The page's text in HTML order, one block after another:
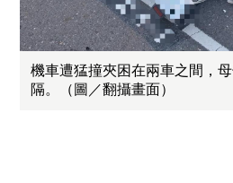
機車遭猛撞夾困在兩車之間，
隔。（圖／翻攝畫面）